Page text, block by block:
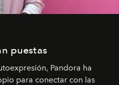
puestas
Pandora ha
para conectar con las